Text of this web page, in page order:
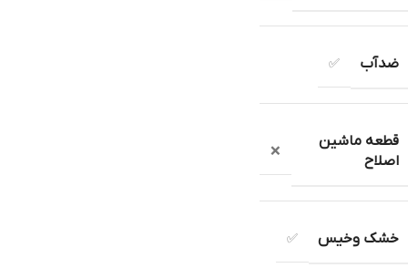
ضدآب ✅
قطعه ماشین
اصلاح
❌
خشک وخیس ✅